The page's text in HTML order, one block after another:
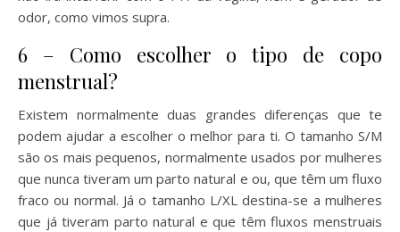
odor, como vimos supra.
6 – Como escolher o tipo de copo
menstrual?
Existem normalmente duas grandes diferenças que te
podem ajudar a escolher o melhor para ti. O tamanho S/M
são os mais pequenos, normalmente usados por mulheres
que nunca tiveram um parto natural e ou, que têm um fluxo
fraco ou normal. Já o tamanho L/XL destina-se a mulheres
que já tiveram parto natural e que têm fluxos menstruais